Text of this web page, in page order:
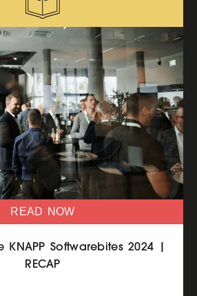
READ NOW
Softwarebites 2024 |
RECAP